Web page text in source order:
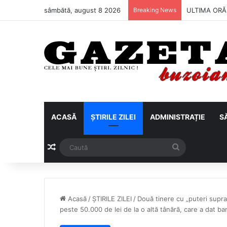
sâmbătă, august 8 2026 Breaking News Metalul
ACASĂ ȘTIRILE ZILEI ADMINISTRAȚIE
Articol aleatoriu
Acasă / ȘTIRILE ZILEI / Două tinere cu „puteri
peste 50.000 de lei de la o altă tânără, care a dat